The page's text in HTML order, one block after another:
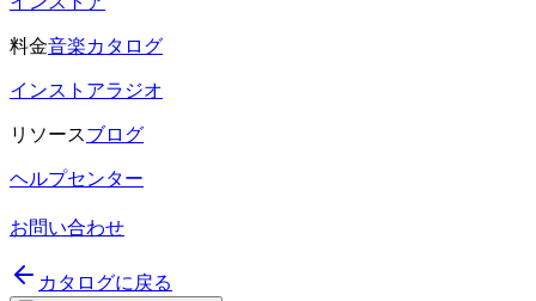
料金音楽カタログ
インストアラジオ
リソースブログ
ヘルプセンター
お問い合わせ
カタログに戻る